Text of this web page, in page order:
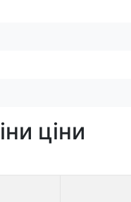
ціни